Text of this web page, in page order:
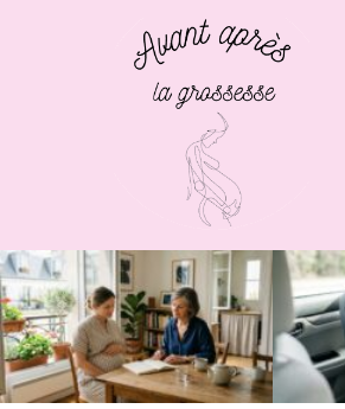
LATEST
STORIES